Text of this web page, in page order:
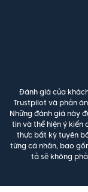
Đánh giá của
Trustpilot và phản
Những đánh giá này
tin và thể hiện ý kiến
thực bất kỳ tuyên
từng cá nhân, bao
tả sẽ không